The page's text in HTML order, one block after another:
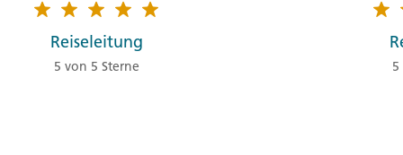
Reiseleitung
5 von 5 Sterne 5